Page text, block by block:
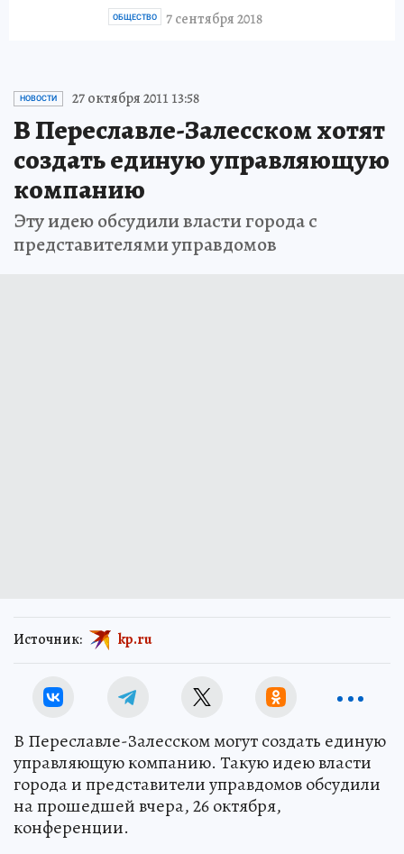
7 сентября 2018
ОБЩЕСТВО
НОВОСТИ 27 октября 2011 13:58
В Переславле-Залесском хотят
создать единую управляющую
компанию
Эту идею обсудили власти города с
представителями управдомов
Источник: kp.ru
В Переславле-Залесском могут создать единую
управляющую компанию. Такую идею власти
города и представители управдомов обсудили
на прошедшей вчера, 26 октября,
конференции.